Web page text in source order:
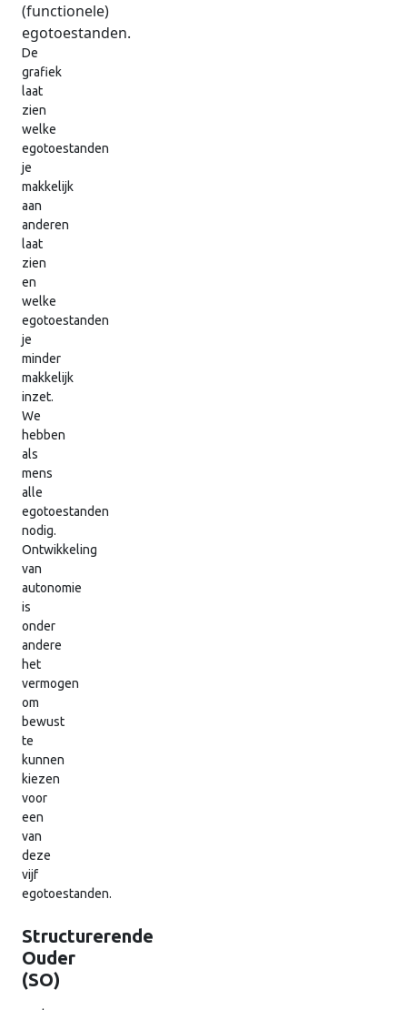
(functionele)
egotoestanden.
De
grafiek
laat
zien
welke
egotoestanden
je
makkelijk
aan
anderen
laat
zien
en
welke
egotoestanden
je
minder
makkelijk
inzet.
We
hebben
als
mens
alle
egotoestanden
nodig.
Ontwikkeling
van
autonomie
is
onder
andere
het
vermogen
om
bewust
te
kunnen
kiezen
voor
een
van
deze
vijf
egotoestanden.
Structurerende
Ouder
(SO)